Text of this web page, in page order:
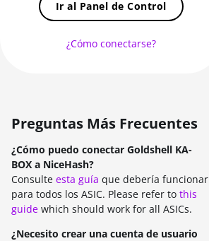
RANDOMXMONERO
EAGLESONG
OCTOPUS
AUTOLYKOS
ETCHASH
VERUSHASH
Ir al Panel de Control
¿Cómo conectarse?
Preguntas Más Frecuentes
¿Cómo puedo conectar Goldshell KA-
BOX a NiceHash?
Consulte esta guía que debería funcionar
para todos los ASIC. Please refer to this
guide which should work for all ASICs.
¿Necesito crear una cuenta de usuario